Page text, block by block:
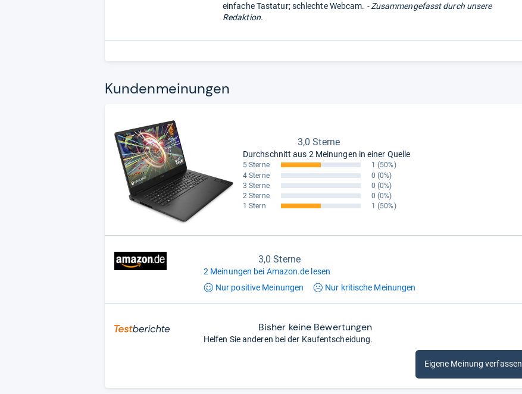
einfache Tastatur; schlechte Webcam. - Zusammengefasst durch unsere
Redaktion.
Kun­den­mei­nun­gen
3,0 Sterne
Durchschnitt aus 2 Meinungen in einer Quelle
5 Sterne 1 (50%)
4 Sterne
0 (0%)
3 Sterne
0 (0%)
2 Sterne
0 (0%)
1 Stern
1 (50%)
3,0 Sterne
2 Meinungen bei Amazon.de lesen
Nur positive Meinungen Nur kritische Meinungen
Bisher keine Bewertungen
Helfen Sie anderen bei der Kaufentscheidung.
Eigene Meinung verfassen